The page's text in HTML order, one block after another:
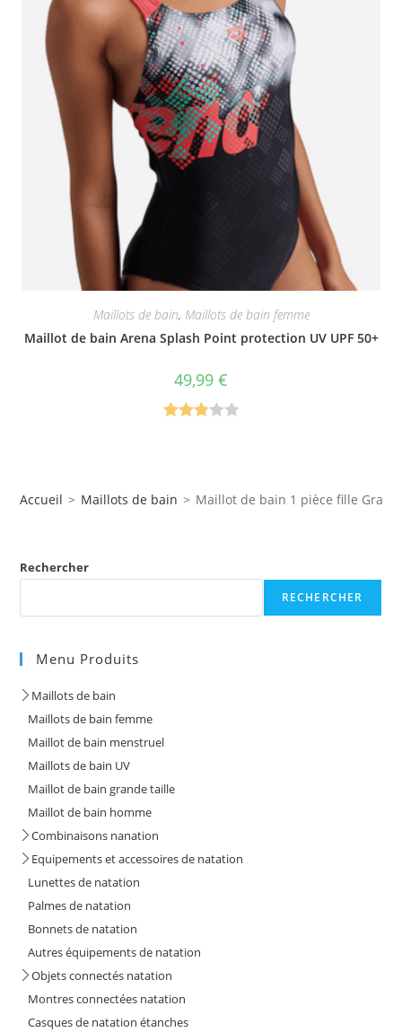
Maillots de bain, Maillots de bain femme
Maillot de bain Arena Splash Point protection UV UPF 50+
49,99 €
Accueil > Maillots de bain > Maillot de bain 1 pièce fille
Rechercher
RECHERCHER
Menu Produits
Maillots de bain
Maillots de bain femme
Maillot de bain menstruel
Maillots de bain UV
Maillot de bain grande taille
Maillot de bain homme
Combinaisons nanation
Equipements et accessoires de natation
Lunettes de natation
Palmes de natation
Bonnets de natation
Autres équipements de natation
Objets connectés natation
Montres connectées natation
Casques de natation étanches